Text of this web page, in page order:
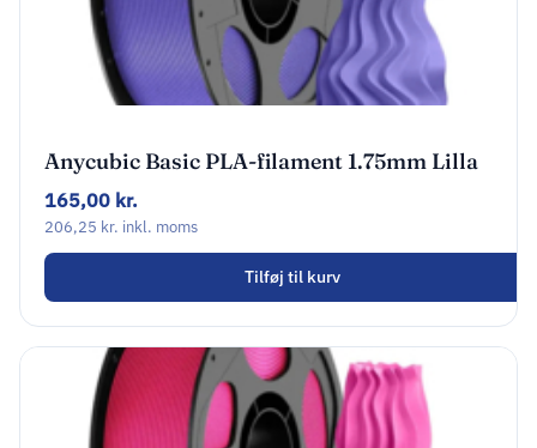
Anycubic Basic PLA-filament 1.75mm Lilla
AHPLPO-107
165,00 kr.
206,25 kr. inkl. moms
Tilføj til kurv